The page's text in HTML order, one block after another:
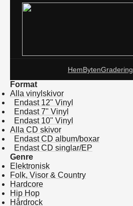
HemBytenGradering
Format
Alla vinylskivor
Endast 12" Vinyl
Endast 7" Vinyl
Endast 10" Vinyl
Alla CD skivor
Endast CD album/boxar
Endast CD singlar/EP
Genre
Elektronisk
Folk, Visor & Country
Hardcore
Hip Hop
Hårdrock